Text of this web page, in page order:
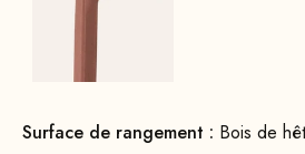
Surface de rangement : Bois de